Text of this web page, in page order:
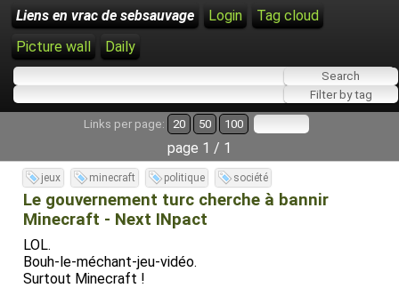
Liens en vrac de sebsauvage Login
Tag cloud
Picture wall
Daily
Links per page: 20 50 100
page 1 / 1
jeux minecraft politique société
Le gouvernement turc cherche à bannir
Minecraft - Next INpact
LOL.
Bouh-le-méchant-jeu-vidéo.
Surtout Minecraft !